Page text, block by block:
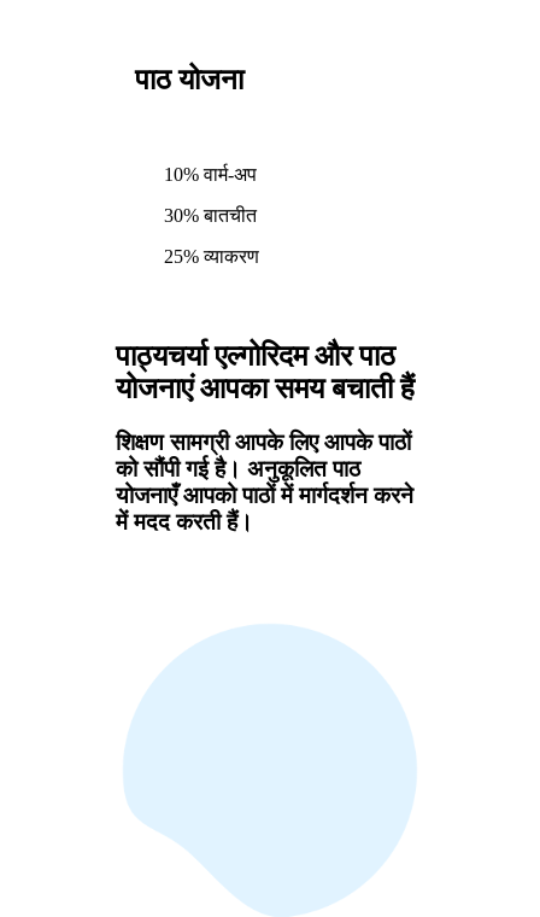
पाठ योजना
10% वार्म-अप
30% बातचीत
25% व्याकरण
पाठ्यचर्या एल्गोरिदम और पाठ
योजनाएं आपका समय बचाती हैं
शिक्षण सामग्री आपके लिए आपके पाठों
को सौंपी गई है। अनुकूलित पाठ
योजनाएँ आपको पाठों में मार्गदर्शन करने
में मदद करती हैं।